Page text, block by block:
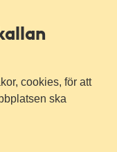
cookies, för att
ska